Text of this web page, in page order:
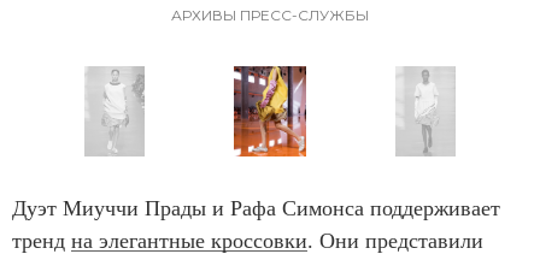
4
АРХИВЫ ПРЕСС-СЛУЖБЫ
t
e
Дуэт Миуччи Прады и Рафа Симонса поддерживает
тренд на элегантные кроссовки. Они представили